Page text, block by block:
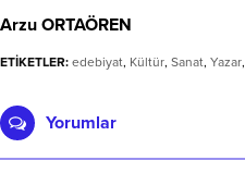
Arzu ORTAÖREN
ETİKETLER: edebiyat, Kültür, Sanat, Yazar,
Yorumlar